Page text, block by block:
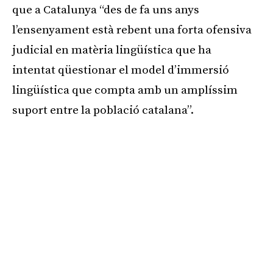
que a Catalunya “des de fa uns anys
l’ensenyament està rebent una forta ofensiva
judicial en matèria lingüística que ha
intentat qüestionar el model d’immersió
lingüística que compta amb un amplíssim
suport entre la població catalana”.